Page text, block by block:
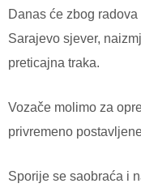
Danas će zbog
Sarajevo sjever,
preticajna traka.
Vozače molimo za
privremeno
Sporije se saobraća i